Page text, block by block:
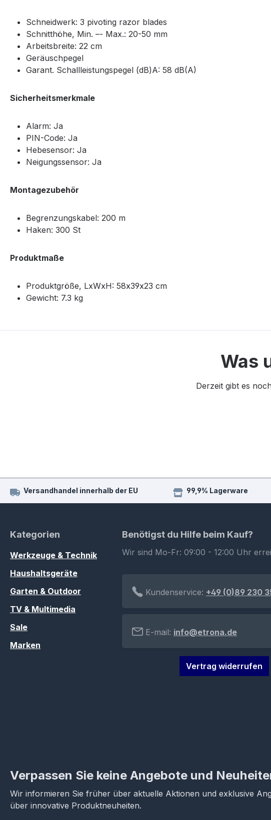
Schneidwerk: 3 pivoting razor blades
Schnitthöhe, Min. –- Max.: 20-50 mm
Arbeitsbreite: 22 cm
Geräuschpegel
Garant. Schallleistungspegel (dB)A: 58 dB(A)
Sicherheitsmerkmale
Alarm: Ja
PIN-Code: Ja
Hebesensor: Ja
Neigungssensor: Ja
Montagezubehör
Begrenzungskabel: 200 m
Haken: 300 St
Produktmaße
Produktgröße, LxWxH: 58x39x23 cm
Gewicht: 7.3 kg
Was
Derzeit gibt es
Versandhandel innerhalb der EU 99,9% Lagerware
Kategorien
Werkzeuge & Technik
Haushaltsgeräte
Garten & Outdoor
TV & Multimedia
Sale
Marken
Benötigst du Hilfe beim Kauf?
Wir sind Mo-Fr: 09:00 - 12:00 Uhr
Kundenservice: +49 (0)89 230
E-mail: info@etrona.de
Vertrag widerrufen
Verpassen Sie keine Angebote und
Wir informieren Sie früher über aktuelle Aktionen und exklusive
über innovative Produktneuheiten.